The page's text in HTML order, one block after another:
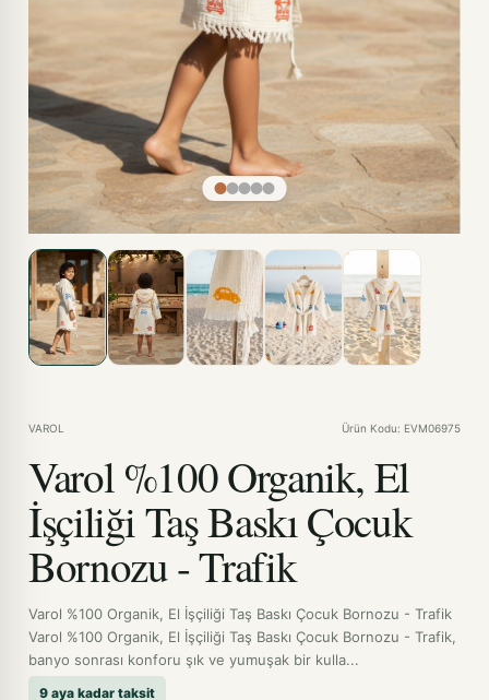
VAROL Ürün Kodu: EVM06975
Varol %100 Organik, El
İşçiliği Taş Baskı Çocuk
Bornozu - Trafik
Varol %100 Organik, El İşçiliği Taş Baskı Çocuk Bornozu - Trafik
Varol %100 Organik, El İşçiliği Taş Baskı Çocuk Bornozu - Trafik,
banyo sonrası konforu şık ve yumuşak bir kulla...
9 aya kadar taksit